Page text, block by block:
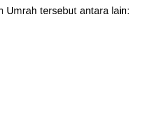
Umrah tersebut antara lain: